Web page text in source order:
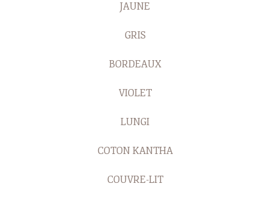
JAUNE
GRIS
BORDEAUX
VIOLET
LUNGI
COTON KANTHA
COUVRE-LIT